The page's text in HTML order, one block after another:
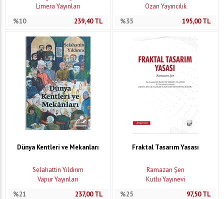
Limera Yayınları
%10
239,40TL
Ozan Yayıncılık
%35
195,00TL
Dünya Kentleri ve Mekanları
Selahattin Yıldırım
Vapur Yayınları
%21
237,00TL
Fraktal Tasarım Yasası
Ramazan Şen
Kutlu Yayınevi
%25
97,50TL